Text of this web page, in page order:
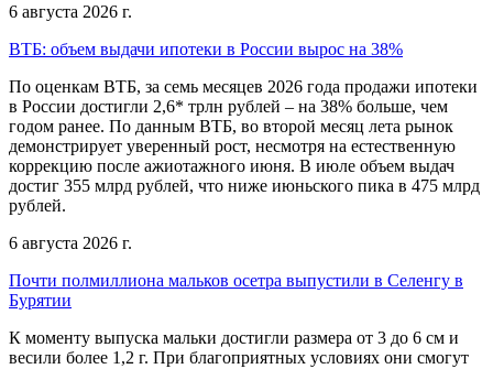
6 августа 2026 г.
ВТБ: объем выдачи ипотеки в России вырос на 38%
По оценкам ВТБ, за семь месяцев 2026 года продажи ипотеки
в России достигли 2,6* трлн рублей – на 38% больше, чем
годом ранее. По данным ВТБ, во второй месяц лета рынок
демонстрирует уверенный рост, несмотря на естественную
коррекцию после ажиотажного июня. В июле объем выдач
достиг 355 млрд рублей, что ниже июньского пика в 475 млрд
рублей.
6 августа 2026 г.
Почти полмиллиона мальков осетра выпустили в Селенгу в
Бурятии
К моменту выпуска мальки достигли размера от 3 до 6 см и
весили более 1,2 г. При благоприятных условиях они смогут